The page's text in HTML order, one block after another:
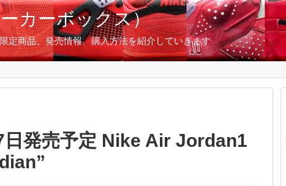
カーボックス）
定商品、発売情報、購入方法を紹介していきます
日発売予定 Nike Air Jordan1